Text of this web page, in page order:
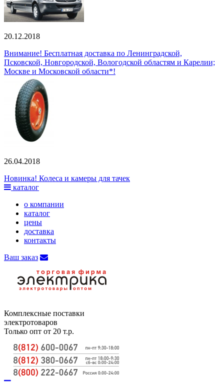
20.12.2018
Внимание! Бесплатная доставка по Ленинградской,
Псковской, Новгородской, Вологодской областям и Карелии;
Москве и Московской области*!
26.04.2018
Новинка! Колеса и камеры для тачек
каталог
о компании
каталог
цены
доставка
контакты
Ваш заказ
Комплексные поставки
электротоваров
Только опт от 20 т.р.